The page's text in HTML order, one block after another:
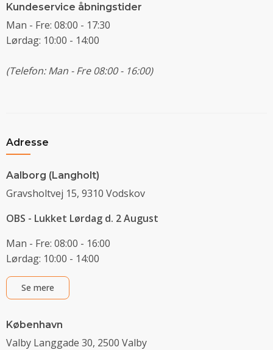
Kundeservice åbningstider
Man - Fre: 08:00 - 17:30
Lørdag: 10:00 - 14:00
(Telefon: Man - Fre 08:00 - 16:00)
Adresse
Aalborg (Langholt)
Gravsholtvej 15, 9310 Vodskov
OBS - Lukket Lørdag d. 2 August
Man - Fre: 08:00 - 16:00
Lørdag: 10:00 - 14:00
Se mere
København
Valby Langgade 30, 2500 Valby